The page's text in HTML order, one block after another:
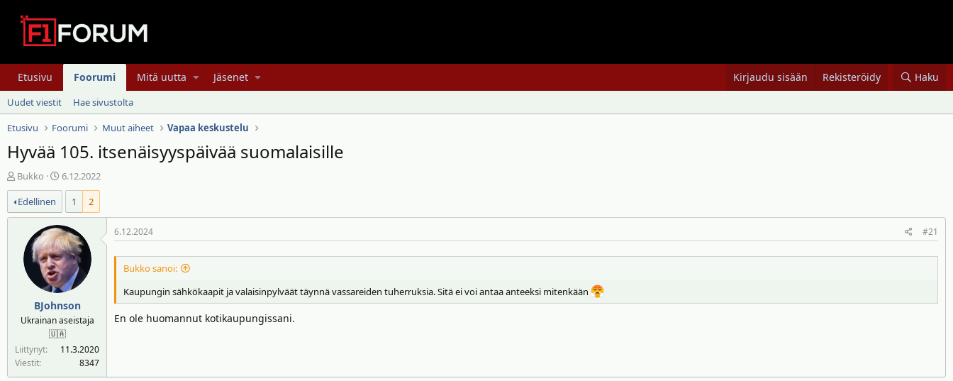
Etusivu Foorumi Mitä uutta Jäsenet Kirjaudu sisään Rekisteröidy Haku
Uudet viestit
Hae sivustolta
Etusivu
Foorumi Muut aiheet Vapaa keskustelu
Hyvää 105. itsenäisyyspäivää suomalaisille
V
i
e
s
u
a
l
o
Bukko
A
l
i
t
u
s
p
ä
i
v
ä
m
ä
6.12.2022
Edellinen
1 2
BJohnson
Ukrainan aseistaja
🇺🇦
Liittynyt
11.3.2020
Viestit
8347
6.12.2024 #21
Bukko sanoi:
Kaupungin sähkökaapit ja valaisinpylväät täynnä vassareiden tuherruksia. Sitä ei voi antaa anteeksi mitenkään
En ole huomannut kotikaupungissani.